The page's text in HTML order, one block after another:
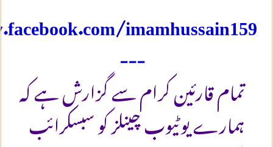
imamhussain159
---
تمام قارئین کرام سے گزارش ہے کہ
ہمارے یوٹیوب چینلز کو سبسکرائب